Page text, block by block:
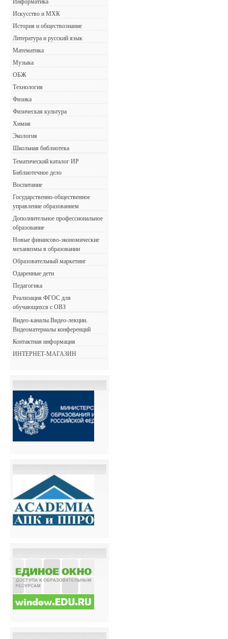
Искусство и МХК
История и обществознание
Литература и русский язык
Математика
Музыка
ОБЖ
Технология
Физика
Физическая культура
Химия
Экология
Школьная библиотека
Тематический каталог ИР
Библиотечное дело
Воспитание
Государственно-общественное
управление образованием
Дополнительное профессиональное
образование
Новые финансово-экономические
механизмы в образовании
Образовательный маркетинг
Одаренные дети
Педагогика
Реализация ФГОС для
обучающихся с ОВЗ
Видео-каналы.Видео-лекции.
Видеоматериалы конференций
Контактная информация
ИНТЕРНЕТ-МАГАЗИН